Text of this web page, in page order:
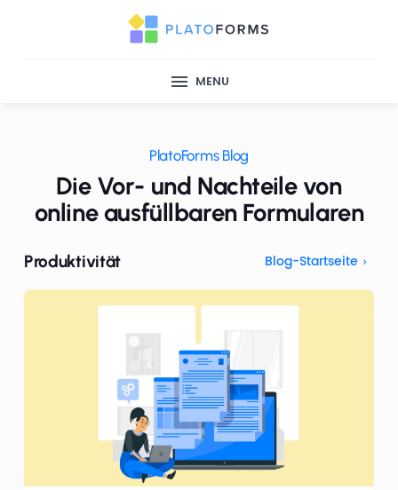
MENU
PlatoForms Blog
Die Vor- und Nachteile von
online ausfüllbaren Formularen
Produktivität Blog-Startseite